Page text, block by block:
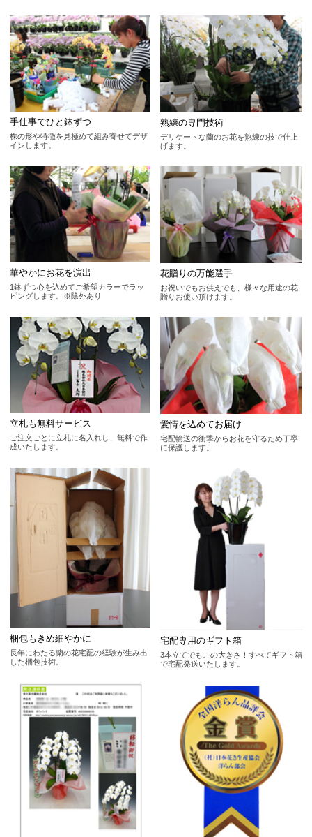
手仕事でひと鉢ずつ
株の形や特徴を見極めて組み寄せてデザ
インします。
熟練の専門技術
デリケートな蘭のお花を熟練の技で仕上
げます。
華やかにお花を演出
1鉢ずつ心を込めてご希望カラーでラッ
ピングします。※除外あり
花贈りの万能選手
お祝いでもお供えでも、様々な用途の花
贈りお使い頂けます。
立札も無料サービス
ご注文ごとに立札に名入れし、無料で作
成いたします。
愛情を込めてお届け
宅配輸送の衝撃からお花を守るため丁寧
に保護します。
梱包もきめ細やかに
長年にわたる蘭の花宅配の経験が生み出
した梱包技術。
宅配専用のギフト箱
3本立てでもこの大きさ！すべてギフト箱
で宅配発送いたします。